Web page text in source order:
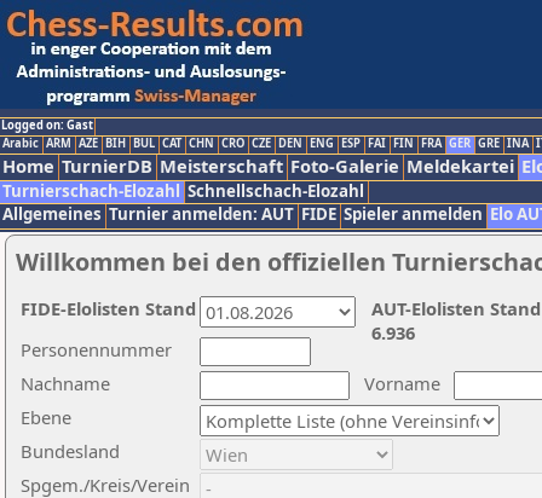
Logged on: Gast
Arabic ARM AZE BIH BUL CAT CHN CRO CZE DEN ENG ESP FAI FIN FRA GER GRE INA
Home TurnierDB Meisterschaft Foto-Galerie Meldekartei
Turnierschach-Elozahl Schnellschach-Elozahl
Allgemeines Turnier anmelden: AUT FIDE Spieler anmelden Elo
Willkommen bei den offiziellen
Nachname
Vorname
Ebene
Personennummer
Bundesland
Spgem./Kreis/Verein
AUT-Elolisten
6.936
FIDE-Elolisten Stand